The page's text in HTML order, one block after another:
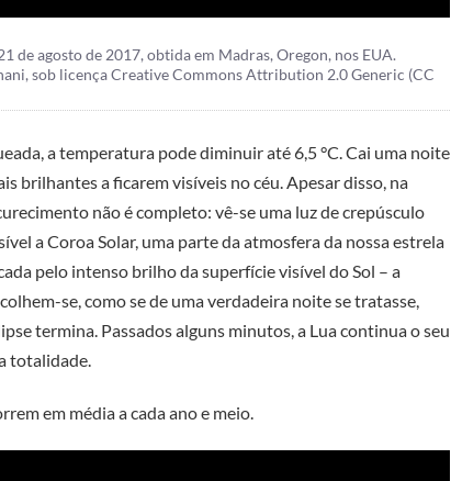
de agosto de 2017, obtida em Madras, Oregon, nos EUA.
sob licença Creative Commons Attribution 2.0 Generic (CC
a temperatura pode diminuir até 6,5 °C. Cai uma noite
brilhantes a ficarem visíveis no céu. Apesar disso, na
não é completo: vê-se uma luz de crepúsculo
a Coroa Solar, uma parte da atmosfera da nossa estrela
pelo intenso brilho da superfície visível do Sol – a
se, como se de uma verdadeira noite se tratasse,
termina. Passados alguns minutos, a Lua continua o seu
totalidade.
em média a cada ano e meio.